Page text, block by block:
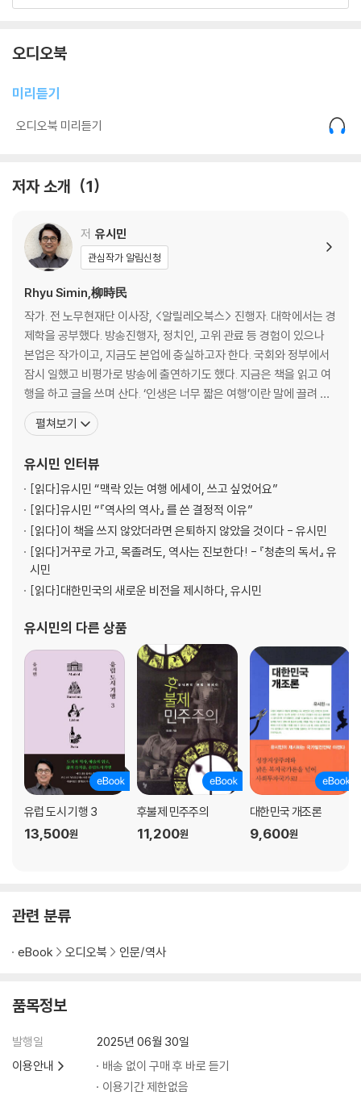
-벌거벗은 임금님을 발견하다
03. 청춘을 뒤흔든 혁명의 매력 : 카를 마르크스·프리드리히 엥겔스, 『공
-영혼을 울린 정치 선언문
-박제된 혁명 교과서의 비애
04. 불평등은 불가피한 자연법칙인가 : 토머스 맬서스, 『인구론』
-냉혹하고 기괴한 천재, 맬서스
-자선은 사회악이다
-재산권과 생존권
-편견은 천재의 눈도 가린다
05. 삶이 그대를 속일지라도 : 알렉산드르 푸시킨, 『대위의 딸』
-로맨스를 빙자한 정치소설
-얼어붙은 땅에서 꽃이 피다
-위대한 시인의 허무한 죽음
06. 진정한 보수주의자를 만나다 : 맹자, 『맹자』
-역성혁명론을 만나다
-백성이 가장 귀하다
-대장부는 의를 위하여 생을 버린다
07. 어떤 곳에도 속할 수 없는 개인의 욕망 : 최인훈, 『광장』
-대한민국의 민족사적 정통성
-소문뿐인 혁명
-주사파, 1980년대의 이명준
-열정 없는 삶을 거부하다
08. 권력투쟁의 빛과 그림자 : 사마천, 『사기』
-『사기』의 주인공, 한고조 유방
-정치의 위대함을 생각한다
09. 슬픔도 힘이 될까 : 알렉산드르 솔제니친, 『이반 데니소비치의 하루』
-슬픔과 노여움의 미학
-노동하는 인간은 아름답다
10. 인간은 이기적인 존재인가 : 찰스 다윈, 『종의 기원』
오디오북
미리듣기
오디오북 미리듣기
저자 소개 1
저 유시민
관심작가 알림신청
Rhyu Simin,柳時民
작가. 전 노무현재단 이사장, <알릴레오북스> 진행자. 대학에서는 경
제학을 공부했다. 방송진행자, 정치인, 고위 관료 등 경험이 있으나
본업은 작가이고, 지금도 본업에 충실하고자 한다. 국회와 정부에서
잠시 일했고 비평가로 방송에 출연하기도 했다. 지금은 책을 읽고 여
행을 하고 글을 쓰며 산다. ‘인생은 너무 짧은 여행’이란 말에 끌려 몇
해 전 유럽 도시 탐사 여행을 시작했다. 도시의 건축물과 거리, 박물관
과 예술품들이 들려준 이야기를 독자들에게 전하고 싶어서 《유럽 도
펼쳐보기
유시민 인터뷰
[읽다]유시민 “맥락 있는 여행 에세이, 쓰고 싶었어요”
[읽다]유시민 “『역사의 역사』 를 쓴 결정적 이유”
[읽다]이 책을 쓰지 않았더라면 은퇴하지 않았을 것이다 - 유시민
[읽다]거꾸로 가고, 목졸려도, 역사는 진보한다! - 『청춘의 독서』 유
시민
[읽다]대한민국의 새로운 비전을 제시하다, 유시민
유시민의 다른 상품
유럽 도시 기행 3
13,500원
후불제 민주주의
11,200원
대한민국 개조론
9,600원
관련 분류
eBook 오디오북 인문/역사
품목정보
발행일
2025년 06월 30일
이용안내
배송 없이 구매 후 바로 듣기
이용기간 제한없음